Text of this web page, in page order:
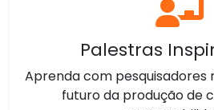
Palestras
Aprenda com pesquisadores
futuro da produção de